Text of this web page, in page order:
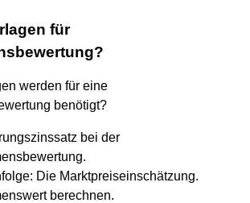
für
werden für eine
benötigt?
bei der
Die Marktpreiseinschätzung.
berechnen.